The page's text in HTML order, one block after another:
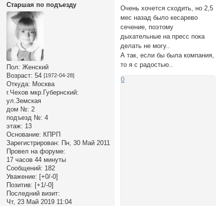
Старшая по подъезду
Пол: Женский
Возраст: 54 [1972-04-28]
Откуда: Москва
г.Чехов мкр.Губернский:
ул.Земская
дом №: 2
подъезд №: 4
этаж: 13
Основание: КПРП
Зарегистрирован: Пн, 30 Май 2011
Провел на форуме:
17 часов 44 минуты
Сообщений: 182
Уважение: [+0/-0]
Позитив: [+1/-0]
Последний визит:
Чт, 23 Май 2019 11:04
Очень хочется сходить, но 2,5
мес назад было кесарево
сечение, поэтому
дыхательные на пресс пока
делать не могу..
А так, если бы была компания,
то я с радостью..
0